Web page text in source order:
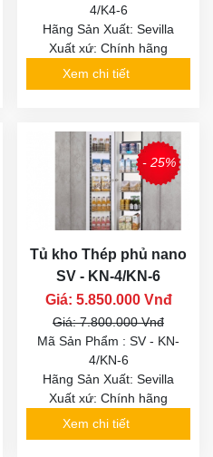
4/K4-6
Hãng Sản Xuất: Sevilla
Xuất xứ: Chính hãng
Xem chi tiết
- 25%
Tủ kho Thép phủ nano
SV - KN-4/KN-6
Giá: 5.850.000 Vnđ
Giá: 7.800.000 Vnđ
Mã Sản Phẩm : SV - KN-
4/KN-6
Hãng Sản Xuất: Sevilla
Xuất xứ: Chính hãng
Xem chi tiết